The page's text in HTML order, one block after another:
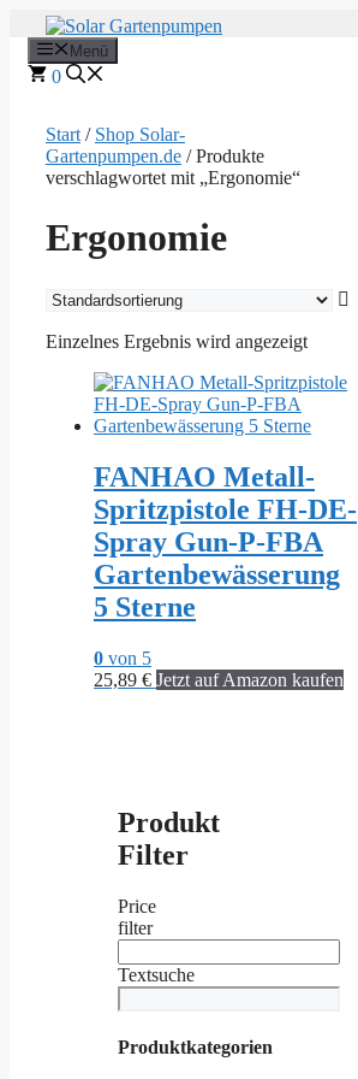
Inhalt
springen
Menü
0
Start / Shop Solar-
Gartenpumpen.de / Produkte
verschlagwortet mit „Ergonomie“
Ergonomie
Einzelnes Ergebnis wird angezeigt
FANHAO Metall-
Spritzpistole FH-DE-
Spray Gun-P-FBA
Gartenbewässerung
5 Sterne
0 von 5
25,89 € Jetzt auf Amazon kaufen
Produkt
Filter
Price
filter
Textsuche
Produktkategorien